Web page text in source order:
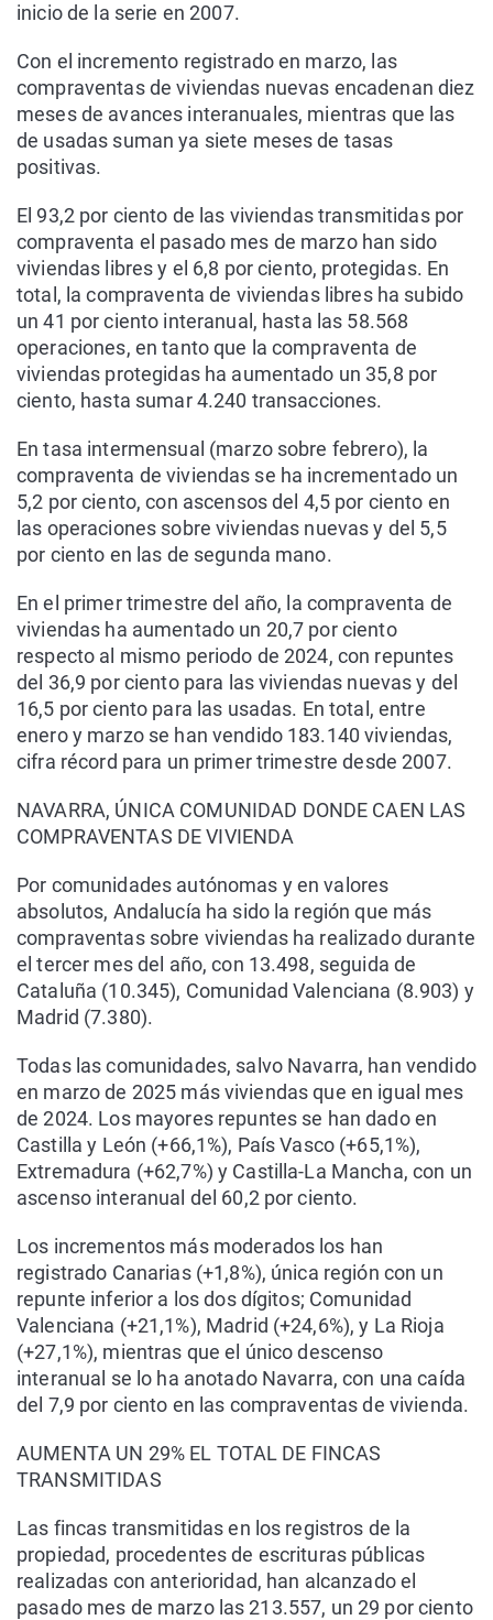
inicio de la serie en 2007.
Con el incremento registrado en marzo, las
compraventas de viviendas nuevas encadenan diez
meses de avances interanuales, mientras que las
de usadas suman ya siete meses de tasas
positivas.
El 93,2 por ciento de las viviendas transmitidas por
compraventa el pasado mes de marzo han sido
viviendas libres y el 6,8 por ciento, protegidas. En
total, la compraventa de viviendas libres ha subido
un 41 por ciento interanual, hasta las 58.568
operaciones, en tanto que la compraventa de
viviendas protegidas ha aumentado un 35,8 por
ciento, hasta sumar 4.240 transacciones.
En tasa intermensual (marzo sobre febrero), la
compraventa de viviendas se ha incrementado un
5,2 por ciento, con ascensos del 4,5 por ciento en
las operaciones sobre viviendas nuevas y del 5,5
por ciento en las de segunda mano.
En el primer trimestre del año, la compraventa de
viviendas ha aumentado un 20,7 por ciento
respecto al mismo periodo de 2024, con repuntes
del 36,9 por ciento para las viviendas nuevas y del
16,5 por ciento para las usadas. En total, entre
enero y marzo se han vendido 183.140 viviendas,
cifra récord para un primer trimestre desde 2007.
NAVARRA, ÚNICA COMUNIDAD DONDE CAEN LAS
COMPRAVENTAS DE VIVIENDA
Por comunidades autónomas y en valores
absolutos, Andalucía ha sido la región que más
compraventas sobre viviendas ha realizado durante
el tercer mes del año, con 13.498, seguida de
Cataluña (10.345), Comunidad Valenciana (8.903) y
Madrid (7.380).
Todas las comunidades, salvo Navarra, han vendido
en marzo de 2025 más viviendas que en igual mes
de 2024. Los mayores repuntes se han dado en
Castilla y León (+66,1%), País Vasco (+65,1%),
Extremadura (+62,7%) y Castilla-La Mancha, con un
ascenso interanual del 60,2 por ciento.
Los incrementos más moderados los han
registrado Canarias (+1,8%), única región con un
repunte inferior a los dos dígitos; Comunidad
Valenciana (+21,1%), Madrid (+24,6%), y La Rioja
(+27,1%), mientras que el único descenso
interanual se lo ha anotado Navarra, con una caída
del 7,9 por ciento en las compraventas de vivienda.
AUMENTA UN 29% EL TOTAL DE FINCAS
TRANSMITIDAS
Las fincas transmitidas en los registros de la
propiedad, procedentes de escrituras públicas
realizadas con anterioridad, han alcanzado el
pasado mes de marzo las 213.557, un 29 por ciento